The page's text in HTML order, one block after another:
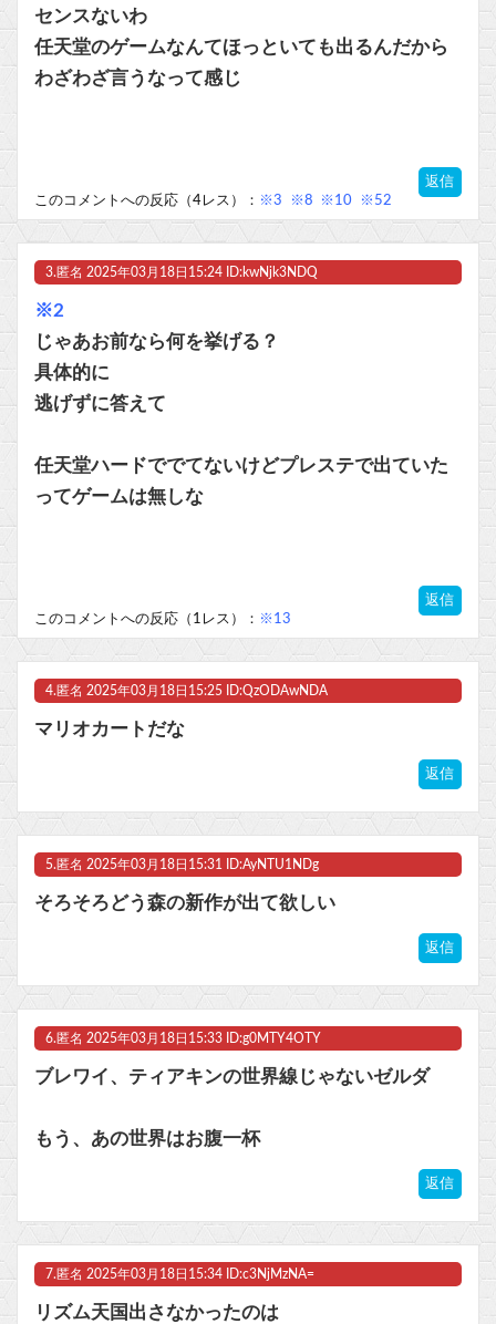
ビットコイン再び1600万円へ。ドル円は147円に
センスないわ
任天堂のゲームなんてほっといても出るんだから
わざわざ言うなって感じ
返信
このコメントへの反応（4レス）： ※3 ※8 ※10 ※52
3. 匿名 2025年03月18日15:24 ID:kwNjk3NDQ
※2
じゃあお前なら何を挙げる？
具体的に
逃げずに答えて
任天堂ハードででてないけどプレステで出ていた
ってゲームは無しな
返信
このコメントへの反応（1レス）： ※13
4. 匿名 2025年03月18日15:25 ID:QzODAwNDA
マリオカートだな
返信
5. 匿名 2025年03月18日15:31 ID:AyNTU1NDg
そろそろどう森の新作が出て欲しい
返信
6. 匿名 2025年03月18日15:33 ID:g0MTY4OTY
ブレワイ、ティアキンの世界線じゃないゼルダ
もう、あの世界はお腹一杯
返信
7. 匿名 2025年03月18日15:34 ID:c3NjMzNA=
リズム天国出さなかったのは